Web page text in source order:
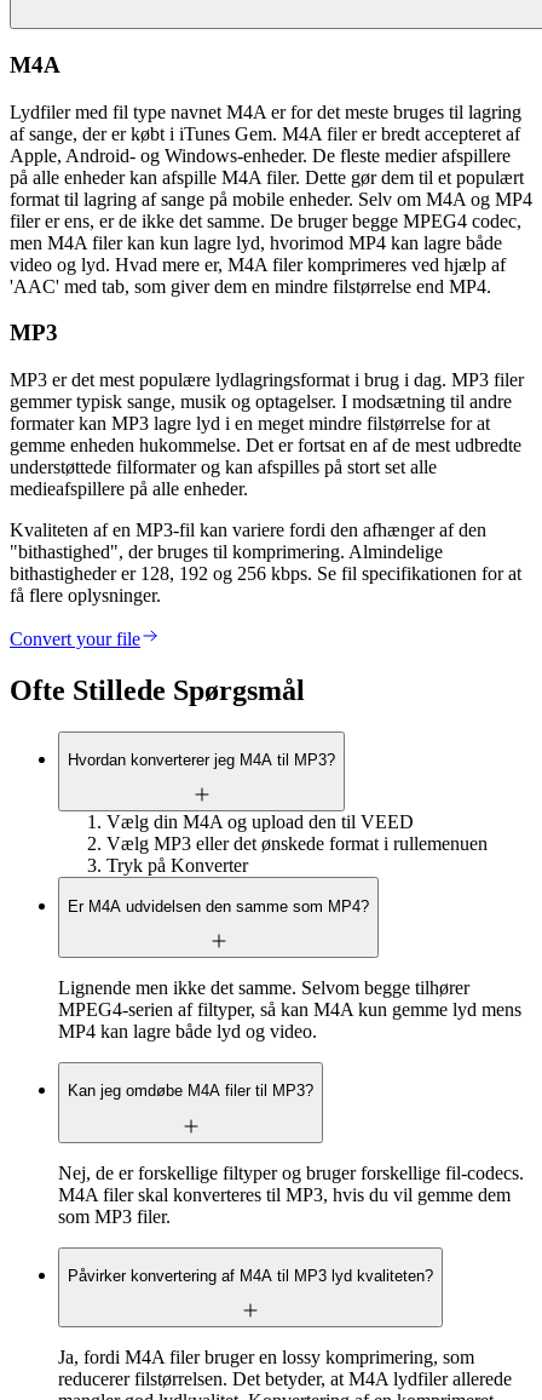
M4A
Lydfiler med fil type navnet M4A er for det meste bruges til lagring
af sange, der er købt i iTunes Gem. M4A filer er bredt accepteret af
Apple, Android- og Windows-enheder. De fleste medier afspillere
på alle enheder kan afspille M4A filer. Dette gør dem til et populært
format til lagring af sange på mobile enheder. Selv om M4A og MP4
filer er ens, er de ikke det samme. De bruger begge MPEG4 codec,
men M4A filer kan kun lagre lyd, hvorimod MP4 kan lagre både
video og lyd. Hvad mere er, M4A filer komprimeres ved hjælp af
'AAC' med tab, som giver dem en mindre filstørrelse end MP4.
MP3
MP3 er det mest populære lydlagringsformat i brug i dag. MP3 filer
gemmer typisk sange, musik og optagelser. I modsætning til andre
formater kan MP3 lagre lyd i en meget mindre filstørrelse for at
gemme enheden hukommelse. Det er fortsat en af de mest udbredte
understøttede filformater og kan afspilles på stort set alle
medieafspillere på alle enheder.
Kvaliteten af en MP3-fil kan variere fordi den afhænger af den
"bithastighed", der bruges til komprimering. Almindelige
bithastigheder er 128, 192 og 256 kbps. Se fil specifikationen for at
få flere oplysninger.
Convert your file
Ofte Stillede Spørgsmål
Hvordan konverterer jeg M4A til MP3?
Vælg din M4A og upload den til VEED
Vælg MP3 eller det ønskede format i rullemenuen
Tryk på Konverter
Er M4A udvidelsen den samme som MP4?
Lignende men ikke det samme. Selvom begge tilhører
MPEG4-serien af filtyper, så kan M4A kun gemme lyd mens
MP4 kan lagre både lyd og video.
Kan jeg omdøbe M4A filer til MP3?
Nej, de er forskellige filtyper og bruger forskellige fil-codecs.
M4A filer skal konverteres til MP3, hvis du vil gemme dem
som MP3 filer.
Påvirker konvertering af M4A til MP3 lyd kvaliteten?
Ja, fordi M4A filer bruger en lossy komprimering, som
reducerer filstørrelsen. Det betyder, at M4A lydfiler allerede